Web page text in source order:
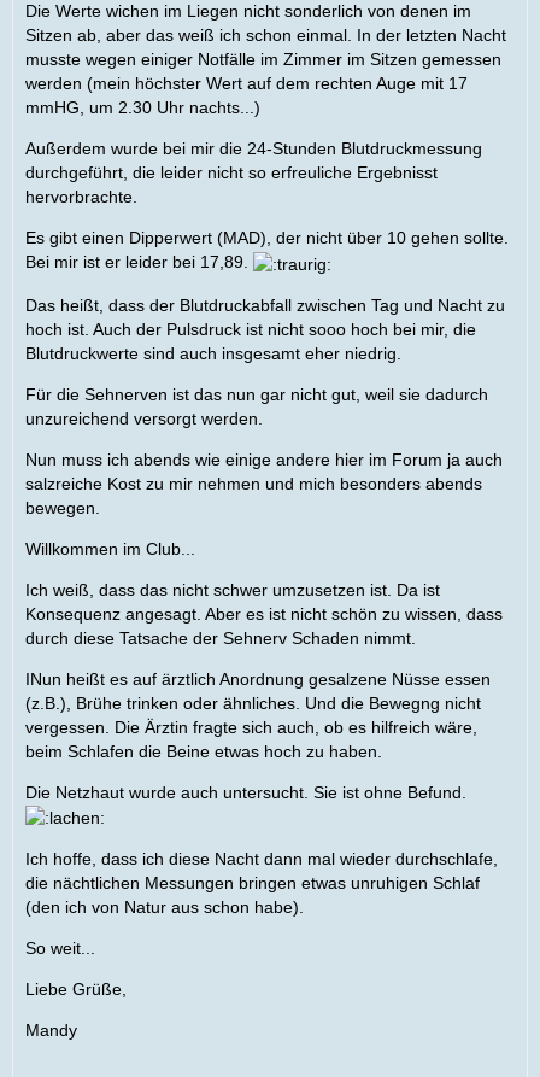
Die Werte wichen im Liegen nicht sonderlich von denen im
Sitzen ab, aber das weiß ich schon einmal. In der letzten Nacht
musste wegen einiger Notfälle im Zimmer im Sitzen gemessen
werden (mein höchster Wert auf dem rechten Auge mit 17
mmHG, um 2.30 Uhr nachts...)
Außerdem wurde bei mir die 24-Stunden Blutdruckmessung
durchgeführt, die leider nicht so erfreuliche Ergebnisst
hervorbrachte.
Es gibt einen Dipperwert (MAD), der nicht über 10 gehen sollte.
Bei mir ist er leider bei 17,89.
Das heißt, dass der Blutdruckabfall zwischen Tag und Nacht zu
hoch ist. Auch der Pulsdruck ist nicht sooo hoch bei mir, die
Blutdruckwerte sind auch insgesamt eher niedrig.
Für die Sehnerven ist das nun gar nicht gut, weil sie dadurch
unzureichend versorgt werden.
Nun muss ich abends wie einige andere hier im Forum ja auch
salzreiche Kost zu mir nehmen und mich besonders abends
bewegen.
Willkommen im Club...
Ich weiß, dass das nicht schwer umzusetzen ist. Da ist
Konsequenz angesagt. Aber es ist nicht schön zu wissen, dass
durch diese Tatsache der Sehnerv Schaden nimmt.
INun heißt es auf ärztlich Anordnung gesalzene Nüsse essen
(z.B.), Brühe trinken oder ähnliches. Und die Bewegng nicht
vergessen. Die Ärztin fragte sich auch, ob es hilfreich wäre,
beim Schlafen die Beine etwas hoch zu haben.
Die Netzhaut wurde auch untersucht. Sie ist ohne Befund.
Ich hoffe, dass ich diese Nacht dann mal wieder durchschlafe,
die nächtlichen Messungen bringen etwas unruhigen Schlaf
(den ich von Natur aus schon habe).
So weit...
Liebe Grüße,
Mandy